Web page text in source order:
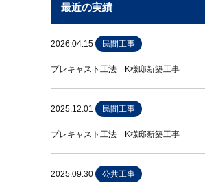
最近の実績
2026.04.15 民間工事
プレキャスト工法 K様邸新築工事
2025.12.01 民間工事
プレキャスト工法 K様邸新築工事
2025.09.30 公共工事